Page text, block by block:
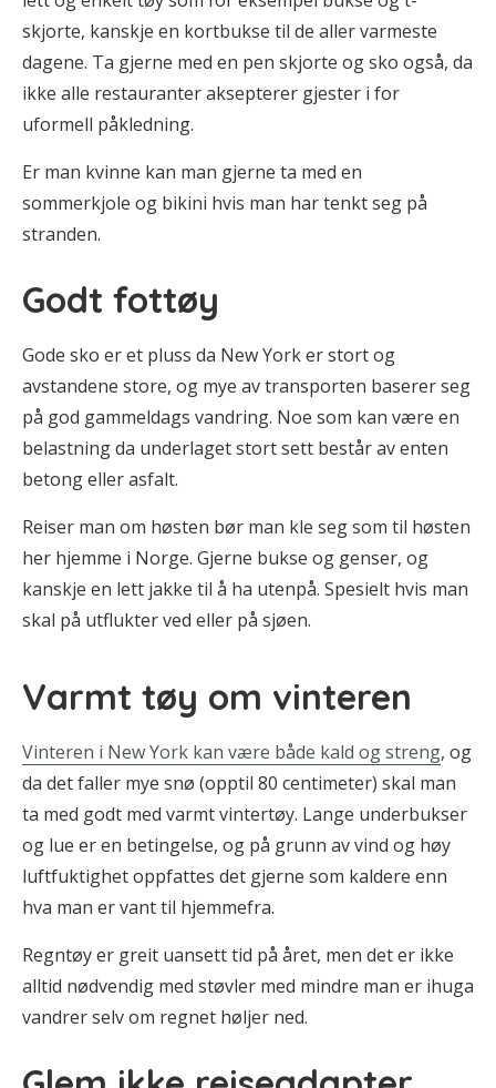
skjorte, kanskje en kortbukse til de aller varmeste
dagene. Ta gjerne med en pen skjorte og sko også, da
ikke alle restauranter aksepterer gjester i for
uformell påkledning.
Er man kvinne kan man gjerne ta med en
sommerkjole og bikini hvis man har tenkt seg på
stranden.
Godt fottøy
Gode sko er et pluss da New York er stort og
avstandene store, og mye av transporten baserer seg
på god gammeldags vandring. Noe som kan være en
belastning da underlaget stort sett består av enten
betong eller asfalt.
Reiser man om høsten bør man kle seg som til høsten
her hjemme i Norge. Gjerne bukse og genser, og
kanskje en lett jakke til å ha utenpå. Spesielt hvis man
skal på utflukter ved eller på sjøen.
Varmt tøy om vinteren
Vinteren i New York kan være både kald og streng, og
da det faller mye snø (opptil 80 centimeter) skal man
ta med godt med varmt vintertøy. Lange underbukser
og lue er en betingelse, og på grunn av vind og høy
luftfuktighet oppfattes det gjerne som kaldere enn
hva man er vant til hjemmefra.
Regntøy er greit uansett tid på året, men det er ikke
alltid nødvendig med støvler med mindre man er ihuga
vandrer selv om regnet høljer ned.